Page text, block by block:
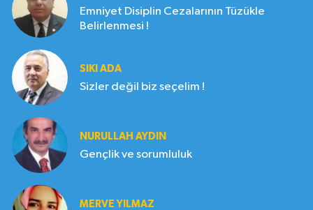
Emniyet Disiplin Cezalarının Tüzükle
Belirlenmesi !
SIKI ADA
Sizler değil biz seçelim !
NURULLAH AYDIN
Gençlik ve sorumluluk
MERVE YILMAZ